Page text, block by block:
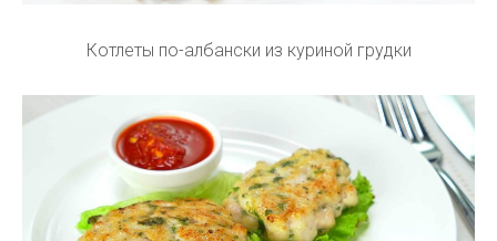
Котлеты по-албански из куриной грудки